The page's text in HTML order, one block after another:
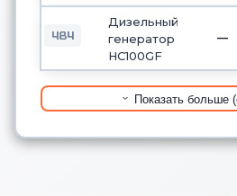
484
Дизельный
генератор
HC100GF
—
Показать больше